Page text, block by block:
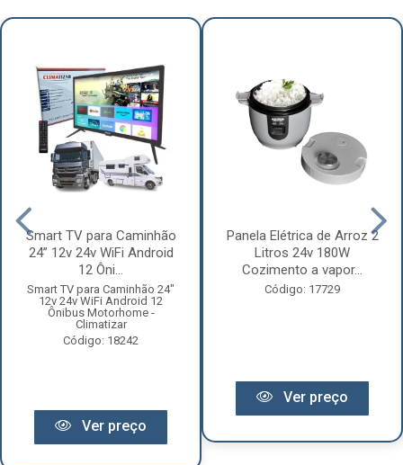
Smart TV para Caminhão
24” 12v 24v WiFi Android
12 Ôni...
Smart TV para Caminhão 24"
12v 24v WiFi Android 12
Ônibus Motorhome -
Climatizar
Código: 18242
Ver preço
Panela Elétrica de Arroz 2
Litros 24v 180W
Cozimento a vapor...
Código: 17729
Ver preço